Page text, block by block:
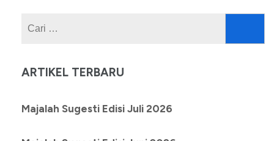
ARTIKEL TERBARU
Majalah Sugesti Edisi Juli 2026